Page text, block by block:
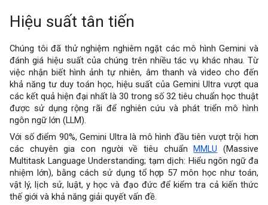
Hiệu suất tân tiến
Chúng tôi đã thử nghiệm nghiêm ngặt các mô hình Gemini và
đánh giá hiệu suất của chúng trên nhiều tác vụ khác nhau. Từ
việc nhận biết hình ảnh tự nhiên, âm thanh và video cho đến
khả năng tư duy toán học, hiệu suất của Gemini Ultra vượt qua
các kết quả hiện đại nhất là 30 trong số 32 tiêu chuẩn học thuật
được sử dụng rộng rãi để nghiên cứu và phát triển mô hình
ngôn ngữ lớn (LLM).
Với số điểm 90%, Gemini Ultra là mô hình đầu tiên vượt trội hơn
các chuyên gia con người về tiêu chuẩnMMLU (Massive
Multitask Language Understanding; tạm dịch: Hiểu ngôn ngữ đa
nhiệm lớn), bằng cách sử dụng tổ hợp 57 môn học như toán,
vật lý, lịch sử, luật, y học và đạo đức để kiểm tra cả kiến ​​thức
thế giới và khả năng giải quyết vấn đề.